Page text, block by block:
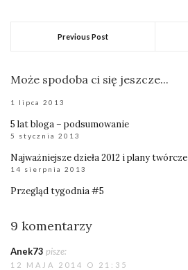
Previous Post
Może spodoba ci się jeszcze...
1 lipca 2013
5 lat bloga – podsumowanie
5 stycznia 2013
Najważniejsze dzieła 2012 i plany twórcze
14 sierpnia 2013
Przegląd tygodnia #5
9 komentarzy
Anek73 pisze:
12 MAJA 2014 O 21:35